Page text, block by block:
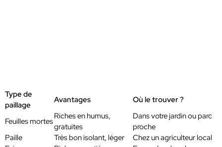
Type de
paillage
Avantages Où le trouver ?
Feuilles mortes
Riches en humus,
gratuites
Dans votre jardin ou parc
proche
Paille
Très bon isolant, léger
Chez un agriculteur local